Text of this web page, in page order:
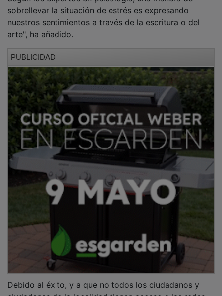
sobrellevar la situación de estrés es expresando
nuestros sentimientos a través de la escritura o del
arte", ha añadido.
ciudadanas de la localidad tienen acceso a las redes